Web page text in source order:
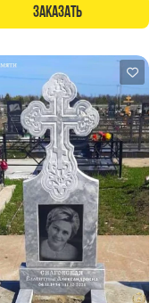
Заказать